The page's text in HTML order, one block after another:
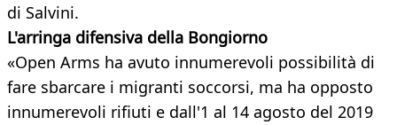
di Salvini.
L'arringa difensiva della Bongiorno
«Open Arms ha avuto innumerevoli possibilità di
fare sbarcare i migranti soccorsi, ma ha opposto
innumerevoli rifiuti e dall'1 al 14 agosto del 2019